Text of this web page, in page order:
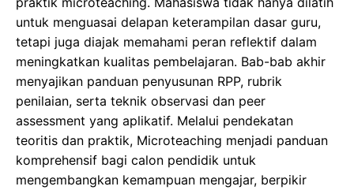
untuk menguasai delapan keterampilan dasar guru,
tetapi juga diajak memahami peran reflektif dalam
meningkatkan kualitas pembelajaran. Bab-bab akhir
menyajikan panduan penyusunan RPP, rubrik
penilaian, serta teknik observasi dan peer
assessment yang aplikatif. Melalui pendekatan
teoritis dan praktik, Microteaching menjadi panduan
komprehensif bagi calon pendidik untuk
mengembangkan kemampuan mengajar, berpikir